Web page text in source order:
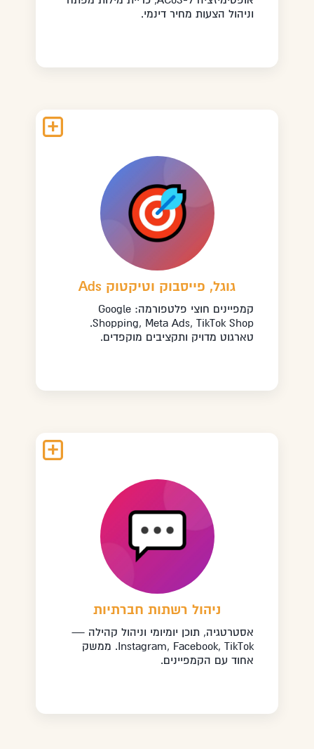
וניהול הצעות מחיר דינמי.
גוגל, פייסבוק וטיקטוק Ads
קמפיינים חוצי פלטפורמה: Google
Shopping, Meta Ads, TikTok Shop.
טארגוט מדויק ותקציבים מוקפדים.
ניהול רשתות חברתיות
אסטרטגיה, תוכן יומיומי וניהול קהילה —
Instagram, Facebook, TikTok. ממשק
אחוד עם הקמפיינים.